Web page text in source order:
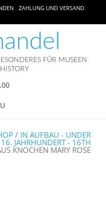
ZAHLUNG UND VERSAND
FÜR MUSEEN
/ IN AUFBAU - UNDER
16. JAHRHUNDERT - 16TH
KNOCHEN MARY ROSE